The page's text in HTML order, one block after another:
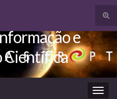
e
Científica